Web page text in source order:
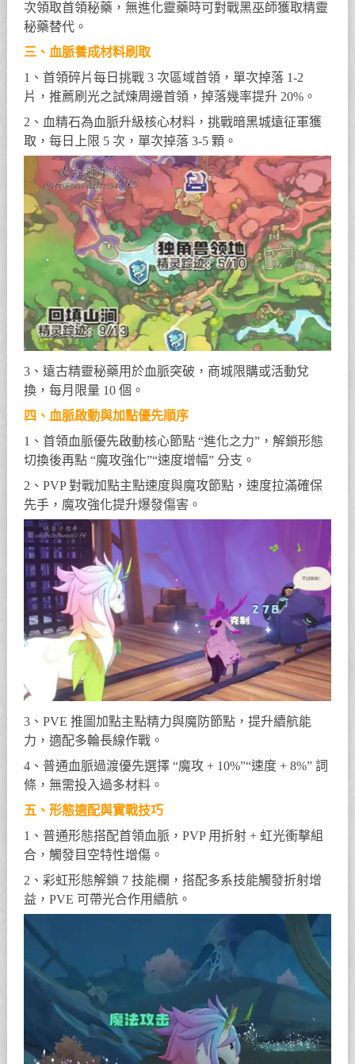
次領取首領秘藥，無進化靈藥時可對戰黑巫師獲取精靈
秘藥替代。
三、血脈養成材料刷取
1、首領碎片每日挑戰 3 次區域首領，單次掉落 1-2
片，推薦刷光之試煉周邊首領，掉落幾率提升 20%。
2、血精石為血脈升級核心材料，挑戰暗黑城遠征軍獲
取，每日上限 5 次，單次掉落 3-5 顆。
3、遠古精靈秘藥用於血脈突破，商城限購或活動兌
換，每月限量 10 個。
四、血脈啟動與加點優先順序
1、首領血脈優先啟動核心節點 “進化之力”，解鎖形態
切換後再點 “魔攻強化”“速度增幅” 分支。
2、PVP 對戰加點主點速度與魔攻節點，速度拉滿確保
先手，魔攻強化提升爆發傷害。
3、PVE 推圖加點主點精力與魔防節點，提升續航能
力，適配多輪長線作戰。
4、普通血脈過渡優先選擇 “魔攻 + 10%”“速度 + 8%” 詞
條，無需投入過多材料。
五、形態適配與實戰技巧
1、普通形態搭配首領血脈，PVP 用折射 + 虹光衝擊組
合，觸發目空特性增傷。
2、彩虹形態解鎖 7 技能欄，搭配多系技能觸發折射增
益，PVE 可帶光合作用續航。